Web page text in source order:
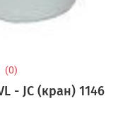
(0)
- JC (кран) 1146